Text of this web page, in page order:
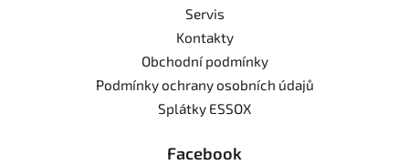
Servis
Kontakty
Obchodní podmínky
Podmínky ochrany osobních údajů
Splátky ESSOX
Facebook